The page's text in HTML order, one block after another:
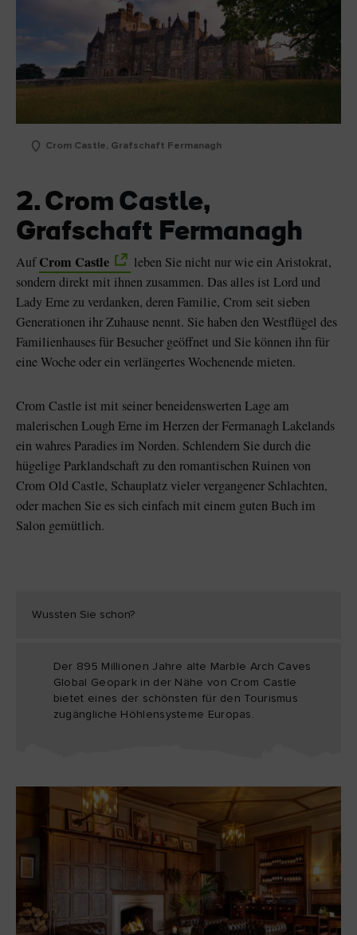
Crom Castle, Grafschaft Fermanagh
2. Crom Castle,
Grafschaft Fermanagh
AufCrom Castle
leben Sie nicht nur wie ein Aristokrat,
sondern direkt mit ihnen zusammen. Das alles ist Lord und
Lady Erne zu verdanken, deren Familie, Crom seit sieben
Generationen ihr Zuhause nennt. Sie haben den Westflügel des
Familienhauses für Besucher geöffnet und Sie können ihn für
eine Woche oder ein verlängertes Wochenende mieten.
Crom Castle ist mit seiner beneidenswerten Lage am
malerischen Lough Erne im Herzen der Fermanagh Lakelands
ein wahres Paradies im Norden. Schlendern Sie durch die
hügelige Parklandschaft zu den romantischen Ruinen von
Crom Old Castle, Schauplatz vieler vergangener Schlachten,
oder machen Sie es sich einfach mit einem guten Buch im
Salon gemütlich.
Wussten Sie schon?
Der 895 Millionen Jahre alte Marble Arch Caves
Global Geopark in der Nähe von Crom Castle
bietet eines der schönsten für den Tourismus
zugängliche Höhlensysteme Europas.